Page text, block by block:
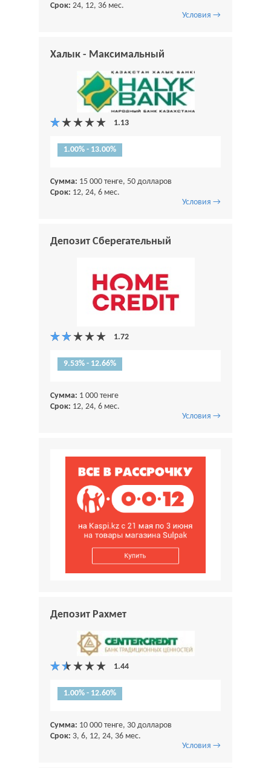
Срок: 24, 12, 36 мес.
Условия →
Халык - Максимальный
1.00% - 13.00%
Сумма: 15 000 тенге, 50 долларов
Срок: 12, 24, 6 мес.
Условия →
Депозит Сберегательный
9.53% - 12.66%
Сумма: 1 000 тенге
Срок: 12, 24, 6 мес.
Условия →
Депозит Рахмет
1.00% - 12.60%
Сумма: 10 000 тенге, 30 долларов
Срок: 3, 6, 12, 24, 36 мес.
Условия →